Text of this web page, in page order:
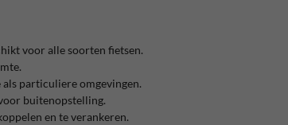
voor alle soorten fietsen.
particuliere omgevingen.
buitenopstelling.
en te verankeren.